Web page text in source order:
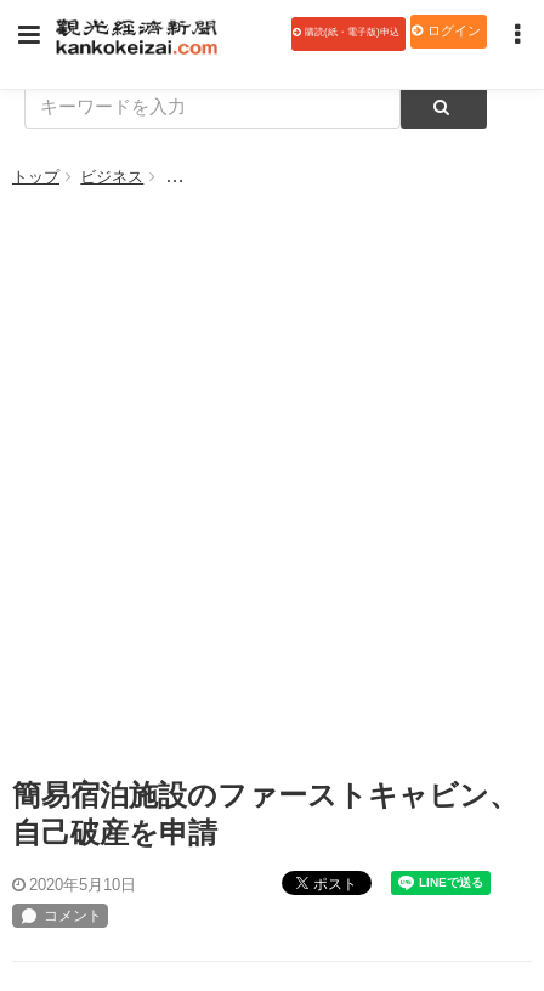
購読(紙・電子版)申込 ログイン
トップ ビジネス 簡易宿泊施設のファーストキャビン、自己破産を申請
簡易宿泊施設のファーストキャビン、
自己破産を申請
2020年5月10日 ポスト